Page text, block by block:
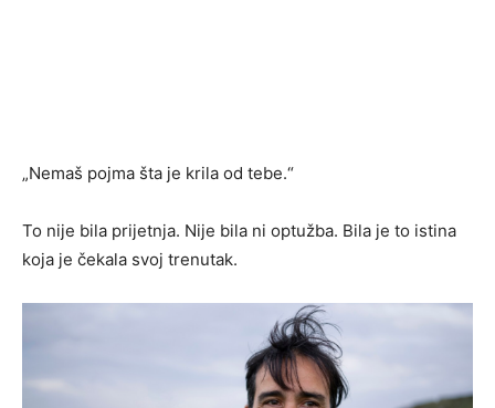
„Nemaš pojma šta je krila od tebe.“
To nije bila prijetnja. Nije bila ni optužba. Bila je to istina
koja je čekala svoj trenutak.